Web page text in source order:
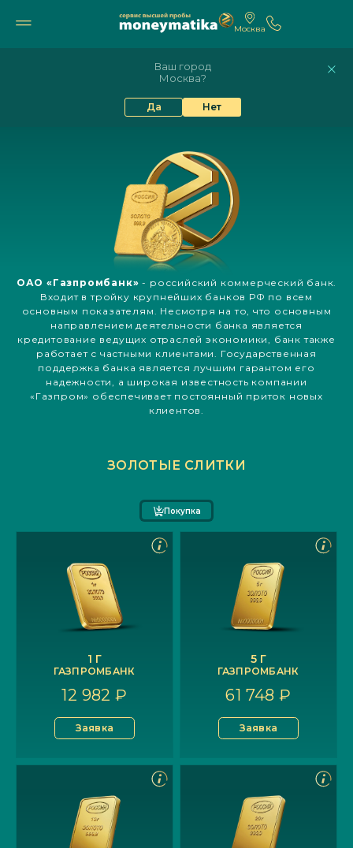
Москва
Ваш город
Москва?
Да Нет
9%
ГАЗПРОМБАНК: ВСЕ ЗОЛОТЫЕ
СЛИТКИ
ОАО «Газпромбанк» - российский коммерческий банк.
Входит в тройку крупнейших банков РФ по всем
основным показателям. Несмотря на то, что основным
направлением деятельности банка является
кредитование ведущих отраслей экономики, банк также
работает с частными клиентами. Государственная
поддержка банка является лучшим гарантом его
надежности, а широкая известность компании
«Газпром» обеспечивает постоянный приток новых
клиентов.
ЗОЛОТЫЕ СЛИТКИ
Покупка
1 Г
ГАЗПРОМБАНК
12 982 ₽
Заявка
5 Г
ГАЗПРОМБАНК
61 748 ₽
Заявка